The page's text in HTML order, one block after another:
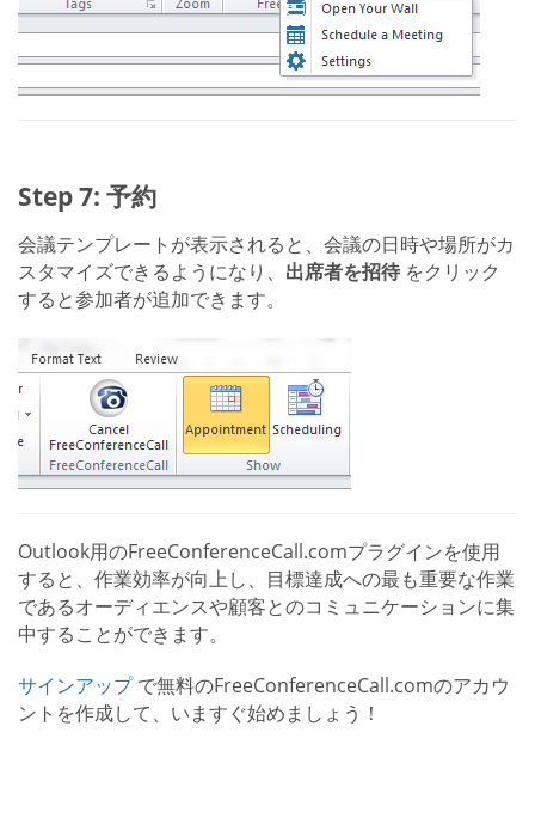
Step 7: 予約
会議テンプレートが表示されると、会議の日時や場所がカ
スタマイズできるようになり、 出席者を招待 をクリック
すると参加者が追加できます。
Outlook用のFreeConferenceCall.comプラグインを使用
すると、作業効率が向上し、目標達成への最も重要な作業
であるオーディエンスや顧客とのコミュニケーションに集
中することができます。
サインアップで無料のFreeConferenceCall.comのアカウ
ントを作成して、いますぐ始めましょう！